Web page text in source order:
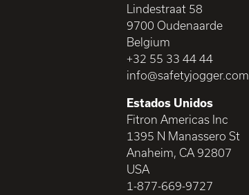
Lindestraat 58
9700 Oudenaarde
Belgium
+32 55 33 44 44
info@safetyjogger.com
Estados Unidos
Fitron Americas Inc
1395 N Manassero St
Anaheim, CA 92807
USA
1-877-669-9727